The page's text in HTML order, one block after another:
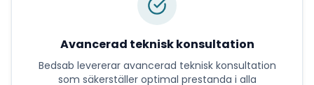
Avancerad teknisk konsultation
Bedsab levererar avancerad teknisk konsultation
som säkerställer optimal prestanda i alla